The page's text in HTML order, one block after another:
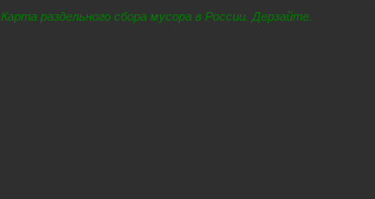
Карта раздельного сбора мусора в России. Дерзайте.